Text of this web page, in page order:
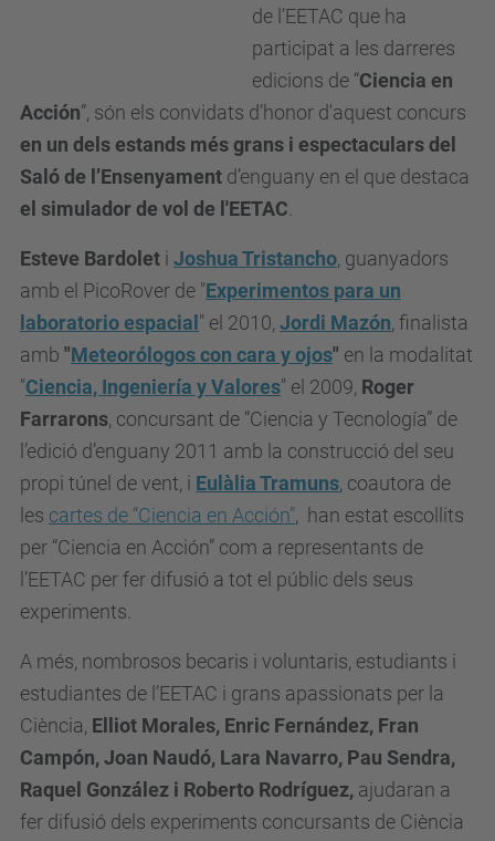
de l’EETAC que ha
participat a les darreres
edicions de “Ciencia en
Acción”, són els convidats d’honor d'aquest concurs
en un dels estands més grans i espectaculars del
Saló de l’Ensenyament d’enguany en el que destaca
el simulador de vol de l'EETAC
Esteve Bardolet i Joshua Tristancho, guanyadors
amb el PicoRover de "Experimentos para un
laboratorio espacial " el 2010, Jordi Mazón, finalista
amb "Meteorólogos con cara y ojos" en la modalitat
"Ciencia, Ingeniería y Valores" el 2009, Roger
Farrarons, concursant de “Ciencia y Tecnología” de
l’edició d’enguany 2011 amb la construcció del seu
propi túnel de vent, i Eulàlia Tramuns, coautora de
les cartes de “Ciencia en Acción”, han estat escollits
per “Ciencia en Acción” com a representants de
l’EETAC per fer difusió a tot el públic dels seus
experiments.
A més, nombrosos becaris i voluntaris, estudiants i
estudiantes de l’EETAC i grans apassionats per la
Ciència, Elliot Morales, Enric Fernández, Fran
Campón, Joan Naudó, Lara Navarro, Pau Sendra,
Raquel González i Roberto Rodríguez, ajudaran a
fer difusió dels experiments concursants de Ciència